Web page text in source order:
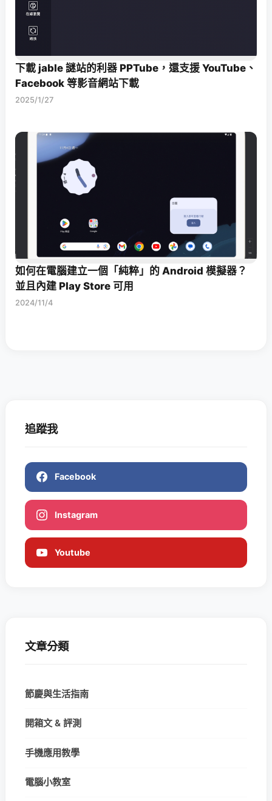
下載 jable 謎站的利器 PPTube，還支援 YouTube、
Facebook 等影音網站下載
2025/1/27
如何在電腦建立一個「純粹」的 Android 模擬器？
並且內建 Play Store 可用
2024/11/4
追蹤我
Facebook
Instagram
Youtube
文章分類
節慶與生活指南
開箱文 & 評測
手機應用教學
電腦小教室